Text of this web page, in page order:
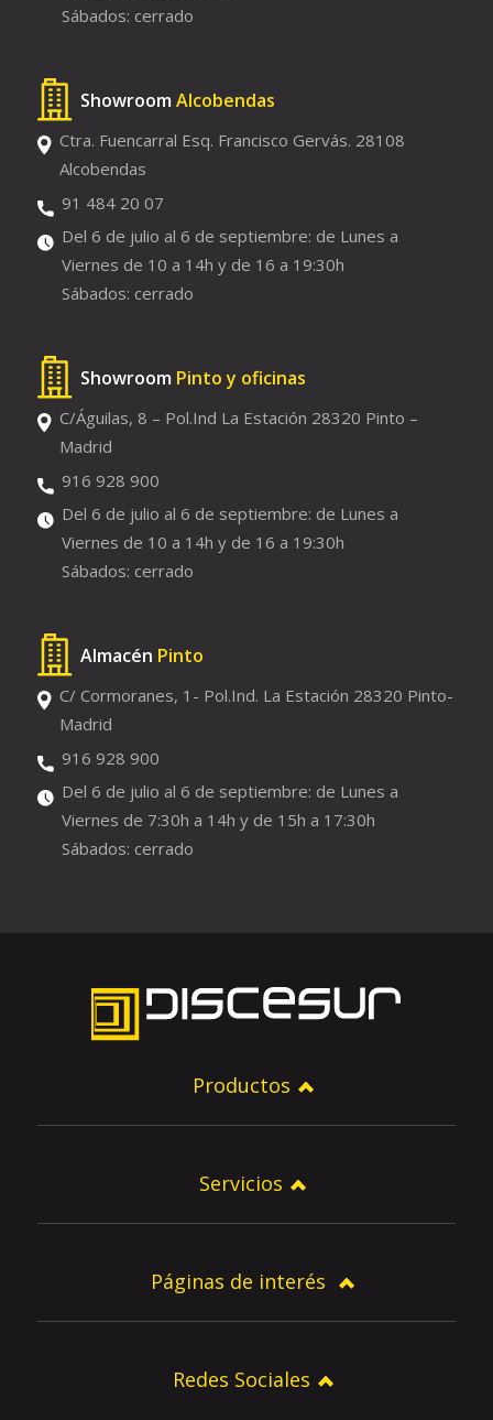
Sábados: cerrado
Showroom Alcobendas
Ctra. Fuencarral Esq. Francisco Gervás. 28108
Alcobendas
91 484 20 07
Del 6 de julio al 6 de septiembre: de Lunes a
Viernes de 10 a 14h y de 16 a 19:30h
Sábados: cerrado
Showroom Pinto y oficinas
C/Águilas, 8 – Pol.Ind La Estación 28320 Pinto –
Madrid
916 928 900
Del 6 de julio al 6 de septiembre: de Lunes a
Viernes de 10 a 14h y de 16 a 19:30h
Sábados: cerrado
Almacén Pinto
C/ Cormoranes, 1- Pol.Ind. La Estación 28320 Pinto-
Madrid
916 928 900
Del 6 de julio al 6 de septiembre: de Lunes a
Viernes de 7:30h a 14h y de 15h a 17:30h
Sábados: cerrado
Productos
Servicios
Páginas de interés
Redes Sociales